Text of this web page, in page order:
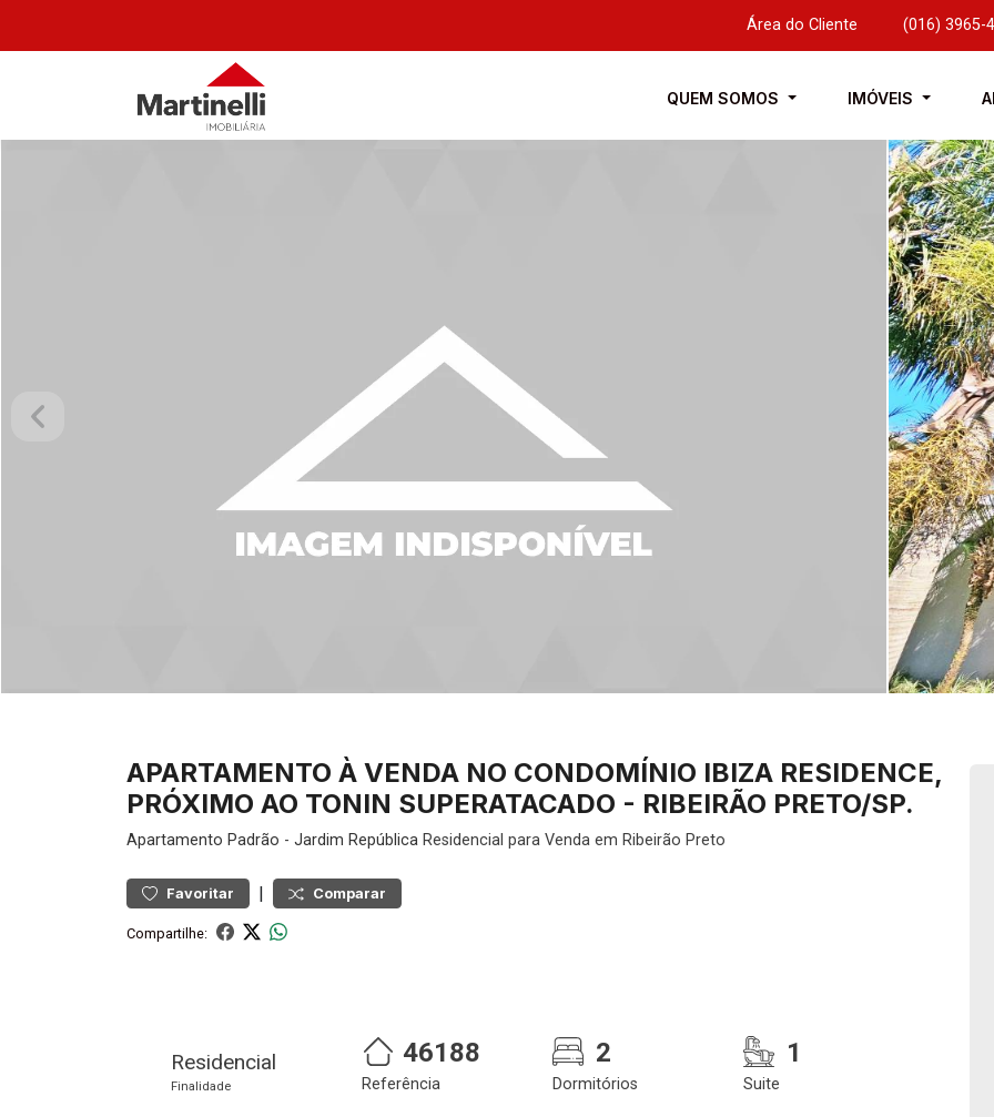
Área do Cliente (016) 3965-
QUEM SOMOS IMÓVEIS
APARTAMENTO À VENDA NO CONDOMÍNIO IBIZA RESIDENCE,
PRÓXIMO AO TONIN SUPERATACADO - RIBEIRÃO PRETO/SP.
Apartamento Padrão - Jardim República Residencial para Venda em Ribeirão Preto
Favoritar | Comparar
Compartilhe:
Residencial
Finalidade
46188
Referência
2
Dormitórios
1
Suite